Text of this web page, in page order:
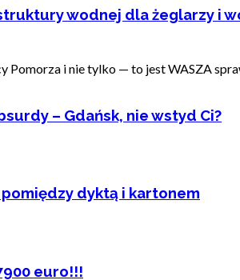
wodnej dla żeglarzy i
i nie tylko — to jest WASZA
– Gdańsk, nie wstyd Ci?
dyktą i kartonem
euro!!!